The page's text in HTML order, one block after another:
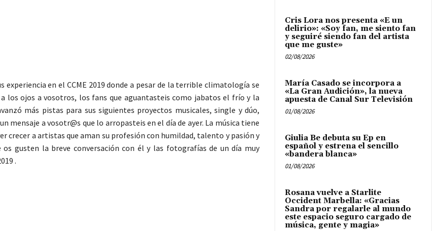
experiencia en el CCME 2019 donde a pesar de la terrible climatología se
los ojos a vosotros, los fans que aguantasteis como jabatos el frío y la
más pistas para sus siguientes proyectos musicales, single y dúo,
mensaje a vosotr@s que lo arropasteis en el día de ayer. La música tiene
crecer a artistas que aman su profesión con humildad, talento y pasión y
os gusten la breve conversación con él y las fotografías de un día muy
.
Cris Lora nos presenta «E un
delirio»: «Soy fan, me siento fan
y seguiré siendo fan del artista
que me guste»
02/08/2026
María Casado se incorpora a
«La Gran Audición», la nueva
apuesta de Canal Sur Televisión
01/08/2026
Giulia Be debuta su Ep en
español y estrena el sencillo
«bandera blanca»
01/08/2026
Rosana vuelve a Starlite
Occident Marbella: «Gracias
Sandra por regalarle al mundo
este espacio seguro cargado de
música, gente y magia»